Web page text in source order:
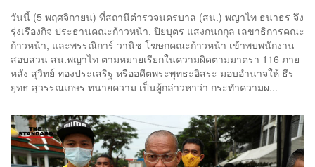
วันนี้ (5 พฤศจิกายน) ที่สถานีตำรวจนครบาล (สน.) พญาไท ธนาธร จึง
รุ่งเรืองกิจ ประธานคณะก้าวหน้า, ปิยบุตร แสงกนกกุล เลขาธิการคณะ
ก้าวหน้า, และพรรณิการ์ วานิช โฆษกคณะก้าวหน้า เข้าพบพนักงาน
สอบสวน สน.พญาไท ตามหมายเรียกในความผิดตามมาตรา 116 ภาย
หลัง สุวิทย์ ทองประเสริฐ หรืออดีตพระพุทธะอิสระ มอบอำนาจให้ ธีร
ยุทธ สุวรรณเกษร ทนายความ เป็นผู้กล่าวหาว่า กระทำความผ...